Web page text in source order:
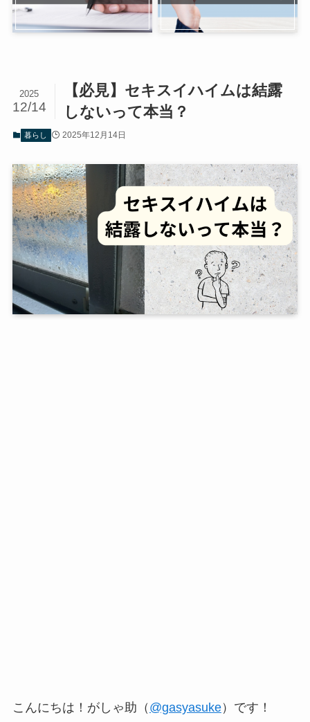
【必見】セキスイハイムは結露
しないって本当？
2025
12/14
暮らし 2025年12月14日
こんにちは！がしゃ助（ @gasyasuke）です！